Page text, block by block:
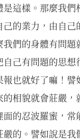
這樣。那麼我們
的業力，由自己
們的身體有問題
己有問題的思想
也就好了嘛！譬
相貌就會莊嚴，
的忍波羅蜜，常
的。譬如說是我